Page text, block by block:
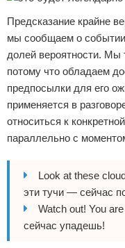
Предсказание крайне
мы сообщаем о
долей вероятности. Мы
потому что обладаем
предпосылки для его
применяется в
относиться к
параллельно с
Look at these
эти тучи — сейчас
Watch out! You
сейчас упадешь!